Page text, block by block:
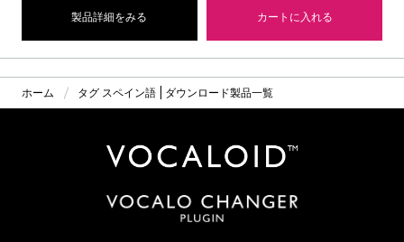
製品詳細をみる カートに入れる
ホーム タグ スペイン語 | ダウンロード製品一覧